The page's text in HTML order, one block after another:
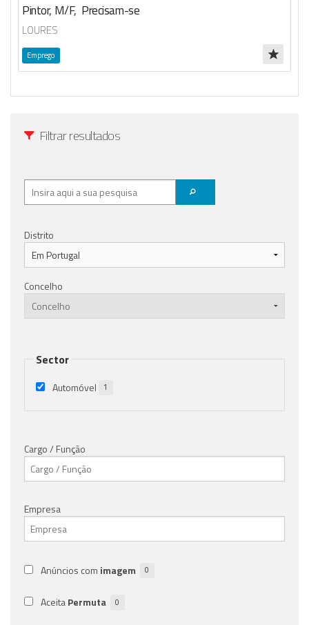
Pintor, M/F, Precisam-se
LOURES
Emprego
Filtrar resultados
Distrito
Concelho
Sector
Automóvel 1
Cargo / Função
Empresa
Anúncios com imagem 0
AceitaPermuta 0